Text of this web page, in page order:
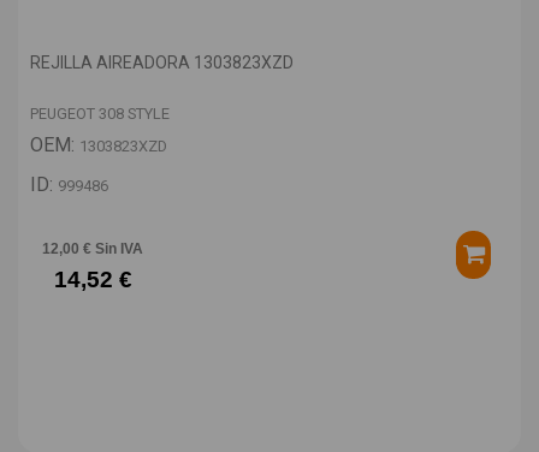
REJILLA AIREADORA 1303823XZD
PEUGEOT 308 STYLE
OEM: 1303823XZD
ID: 999486
12,00 € Sin IVA
14,52 €